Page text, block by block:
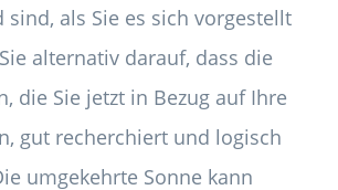
sind, als Sie es sich vorgestellt
alternativ darauf, dass die
die Sie jetzt in Bezug auf Ihre
gut recherchiert und logisch
umgekehrte Sonne kann